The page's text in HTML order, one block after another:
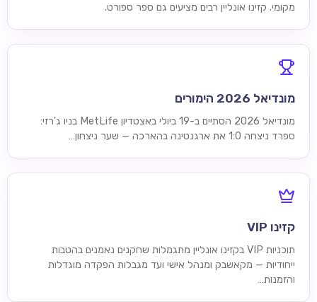
מקומי. קזינו אונליין רבים מציעים גם ספר ספורט.
מונדיאל 2026 הימורים
מונדיאל 2026 הסתיים ב-19 ביולי באצטדיון MetLife בניו ג'רזי:
ספרד ניצחה 1:0 את ארגנטינה בהארכה — שער ניצחון…
קזינו VIP
תוכניות VIP בקזינו אונליין מתגמלות שחקנים נאמנים בהטבות
ייחודיות — מקאשבק ומנהל אישי ועד מגבלות הפקדה מוגדלות
והזמנות…